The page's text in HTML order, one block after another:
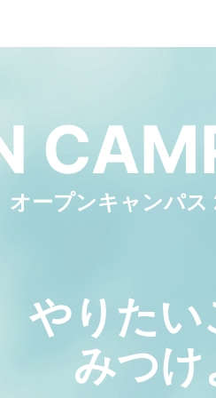
オープンキャンパ
やりたい
みつけ